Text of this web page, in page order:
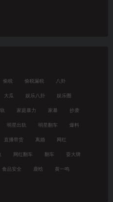
偷税 偷税漏税 八卦
大瓜 娱乐八卦 娱乐圈
家庭暴力 家暴 抄袭
明星出轨 明星翻车 爆料
直播带货 离婚 网红
网红翻车 翻车 耍大牌
食品安全 鹿晗 黄一鸣